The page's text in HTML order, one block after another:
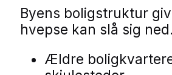
Byens boligstruktur
hvepse kan slå sig ned.
Ældre